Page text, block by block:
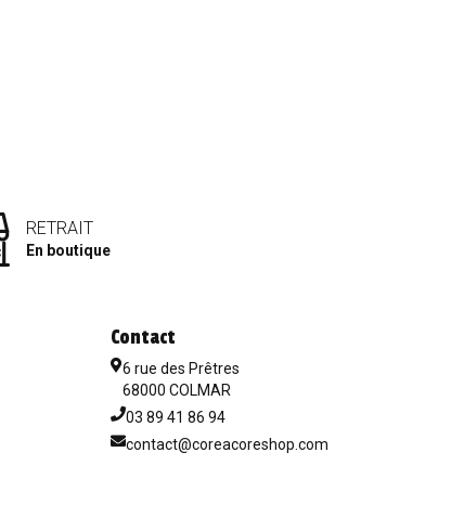
RETRAIT
En boutique
Contact
6 rue des Prêtres
68000 COLMAR
03 89 41 86 94
contact@coreacoreshop.com